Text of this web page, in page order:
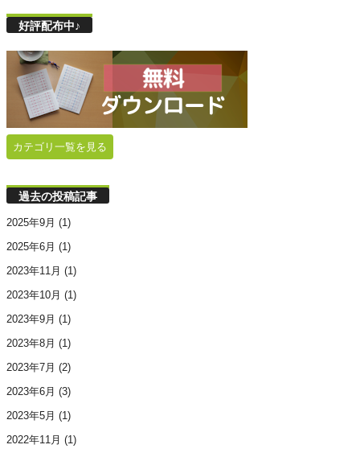
好評配布中♪
カテゴリ一覧を見る
過去の投稿記事
2025年9月 (1)
2025年6月 (1)
2023年11月 (1)
2023年10月 (1)
2023年9月 (1)
2023年8月 (1)
2023年7月 (2)
2023年6月 (3)
2023年5月 (1)
2022年11月 (1)